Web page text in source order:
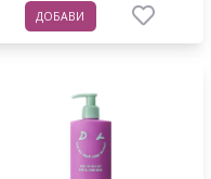
ДОБАВИ